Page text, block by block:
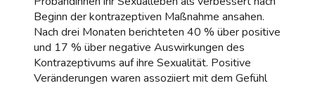
Beginn der kontrazeptiven Maßnahme ansahen.
Nach drei Monaten berichteten 40 % über positive
und 17 % über negative Auswirkungen des
Kontrazeptivums auf ihre Sexualität. Positive
Veränderungen waren assoziiert mit dem Gefühl